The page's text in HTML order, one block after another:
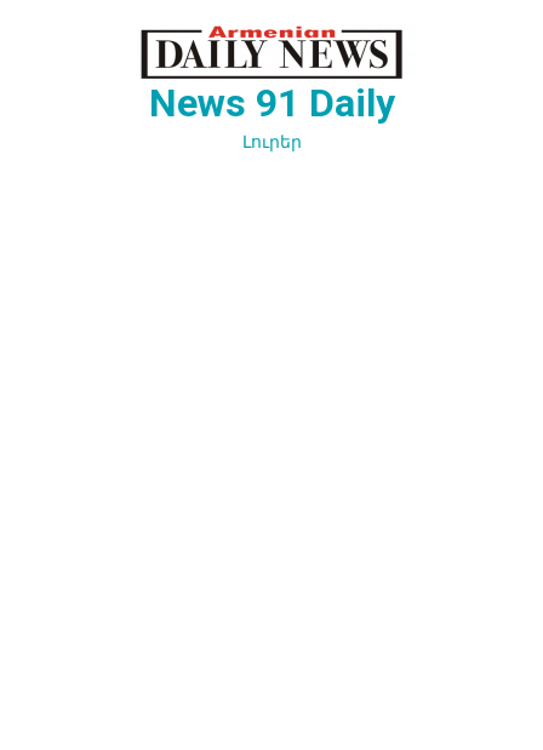
News 91 Daily
Լուրեր